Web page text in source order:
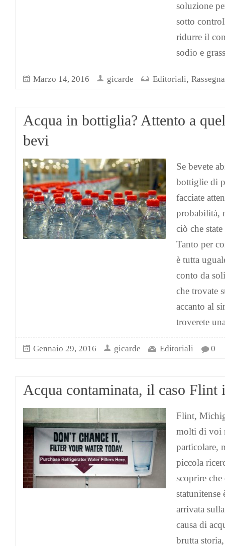
soluzione
sotto
ridurre il
sodio e
Marzo 14, 2016 gicarde Editoriali,
Acqua in bottiglia? Attento a
bevi
Se bevete
bottiglie di
facciate
probabilità,
ciò che
Tanto per
è tutta
conto da
che trovate
accanto al
troverete
Gennaio 29, 2016 gicarde Editoriali 0
Acqua contaminata, il caso Flint
Flint,
molti di voi
particolare,
piccola
scoprire che
statunitense
arrivata
causa di
brutta